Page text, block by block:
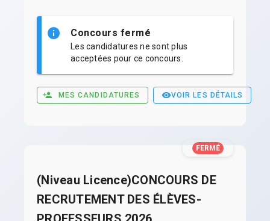
Concours fermé
Les candidatures ne sont plus
acceptées pour ce concours.
MES CANDIDATURES VOIR LES DÉTAILS
FERMÉ
(Niveau Licence)CONCOURS DE
RECRUTEMENT DES ÉLÈVES-